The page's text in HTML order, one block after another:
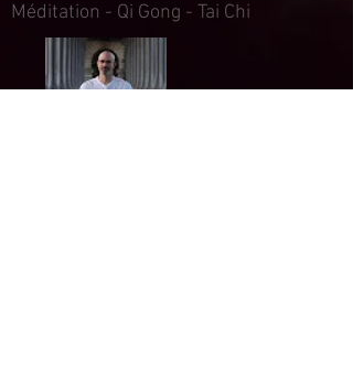
Méditation - Qi Gong - Tai Chi